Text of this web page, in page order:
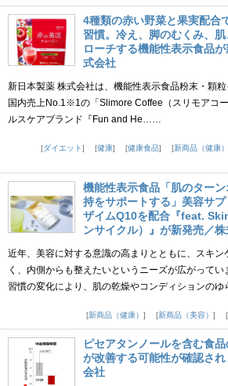
4種類の赤い野菜と果実配合
習慣。冷え、脚のむくみ、
ローチする機能性表示食品
式会社
新日本製薬 株式会社は、機能性表示食品粉末・顆
国内売上No.1※1の「Slimore Coffee（スリモアコ
ルスケアブランド『Fun and He……
ダイエット
健康 健康食品 新商品（健康）
機能性表示食品「肌のター
持をサポートする」美容サ
ザイムQ10を配合『feat.
ンサイクル）』が新発売／
近年、美容に対する意識の高まりとともに、スキン
く、内側からも整えたいというニーズが広がって
習慣の変化により、肌の乾燥やコンディションの
新商品（健康）
新商品（美容）
ピセアタンノールを含む食
が改善する可能性が確認さ
会社